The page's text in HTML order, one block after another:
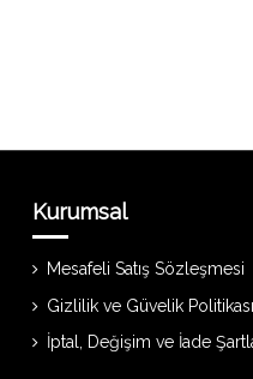
Kurumsal
Mesafeli Satış Sözleşmesi
Gizlilik ve Güvelik Politikası
İptal, Değişim ve İade